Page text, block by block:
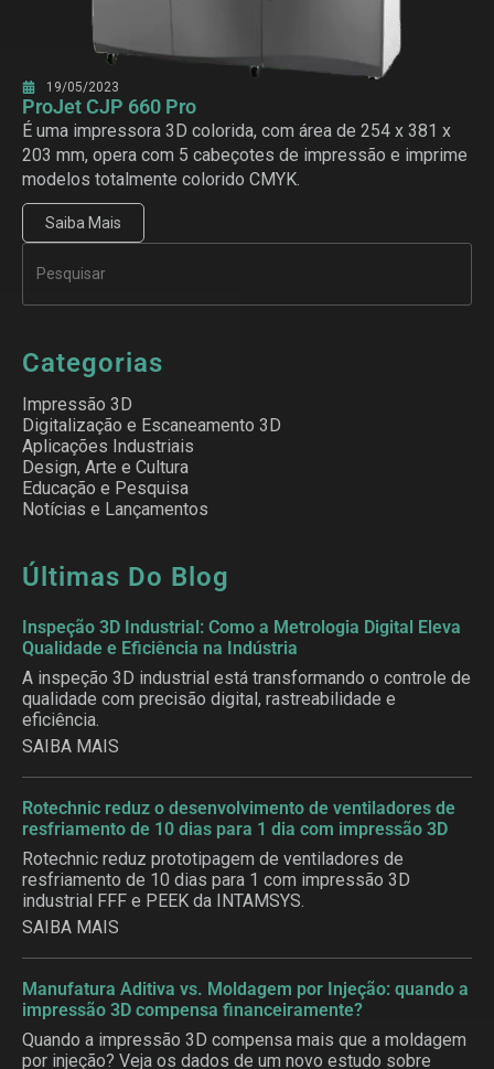
19/05/2023
ProJet CJP 660 Pro
É uma impressora 3D colorida, com área de 254 x 381 x
203 mm, opera com 5 cabeçotes de impressão e imprime
modelos totalmente colorido CMYK.
Saiba Mais
Categorias
Impressão 3D
Digitalização e Escaneamento 3D
Aplicações Industriais
Design, Arte e Cultura
Educação e Pesquisa
Notícias e Lançamentos
Últimas Do Blog
Inspeção 3D Industrial: Como a Metrologia Digital Eleva
Qualidade e Eficiência na Indústria
A inspeção 3D industrial está transformando o controle de
qualidade com precisão digital, rastreabilidade e
eficiência.
SAIBA MAIS
Rotechnic reduz o desenvolvimento de ventiladores de
resfriamento de 10 dias para 1 dia com impressão 3D
Rotechnic reduz prototipagem de ventiladores de
resfriamento de 10 dias para 1 com impressão 3D
industrial FFF e PEEK da INTAMSYS.
SAIBA MAIS
Manufatura Aditiva vs. Moldagem por Injeção: quando a
impressão 3D compensa financeiramente?
Quando a impressão 3D compensa mais que a moldagem
por injeção? Veja os dados de um novo estudo sobre